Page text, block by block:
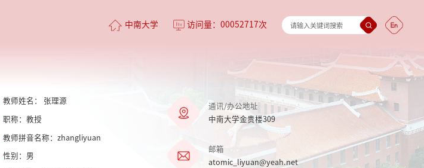
中南大学 访问量： 00052717次
教师姓名： 张理源
职称：教授
教师拼音名称：zhangliyuan
性别：男
通讯/办公地址
中南大学金贵楼309
邮箱
atomic_liyuan@yeah.net